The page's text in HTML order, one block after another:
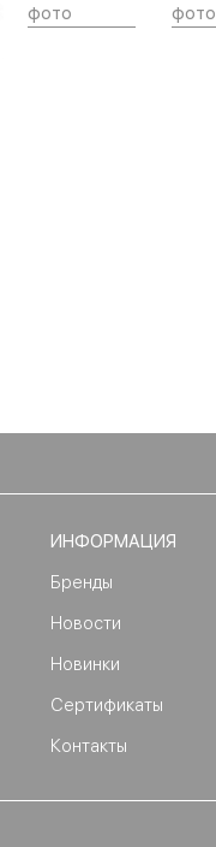
фото
фото
ИНФОРМАЦИЯ
Бренды
Новости
Новинки
Сертификаты
Контакты